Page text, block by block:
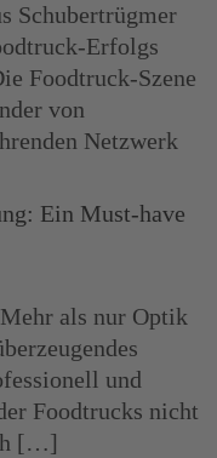
Schubertrügmer
Erfolgs
Foodtruck-Szene
von
Netzwerk
Ein Must-have
als nur Optik
und
Foodtrucks nicht
[…]